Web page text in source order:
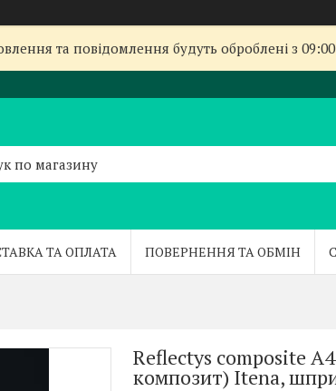
та повідомлення будуть оброблені з
ТА ОПЛАТА ПОВЕРНЕННЯ ТА ОБМІН
Reflectys composite
композит) Itena,